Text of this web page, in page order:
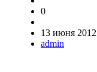
0
13 июня
admin